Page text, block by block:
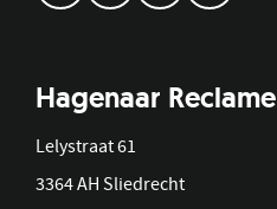
Hagenaar Reclame
Lelystraat 61
3364 AH Sliedrecht